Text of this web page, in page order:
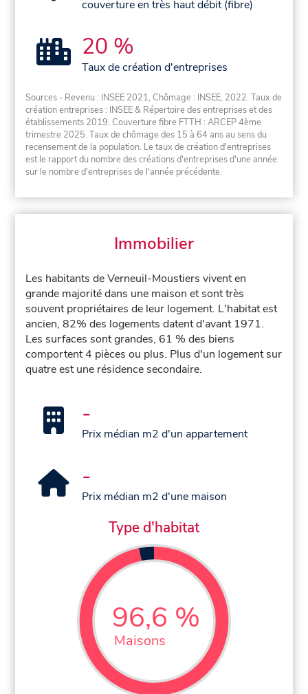
couverture en très haut débit (fibre)
20 %
Taux de création d'entreprises
Sources - Revenu : INSEE 2021, Chômage : INSEE, 2022. Taux de
création entreprises : INSEE & Répertoire des entreprises et des
établissements 2019. Couverture fibre FTTH : ARCEP 4ème
trimestre 2025. Taux de chômage des 15 à 64 ans au sens du
recensement de la population. Le taux de création d'entreprises
est le rapport du nombre des créations d'entreprises d'une année
sur le nombre d'entreprises de l'année précédente.
Immobilier
Les habitants de Verneuil-Moustiers vivent en
grande majorité dans une maison et sont très
souvent propriétaires de leur logement. L'habitat est
ancien, 82% des logements datent d'avant 1971.
Les surfaces sont grandes, 61 % des biens
comportent 4 pièces ou plus. Plus d'un logement sur
quatre est une résidence secondaire.
-
Prix médian m2 d'un appartement
-
Prix médian m2 d'une maison
Type d'habitat
96,6 %
Maisons